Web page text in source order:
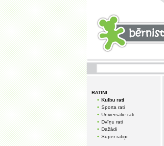
RATIŅI
Kulbu rati
Sporta rati
Universālie rati
Dvīņu rati
Dažādi
Super ratiņi